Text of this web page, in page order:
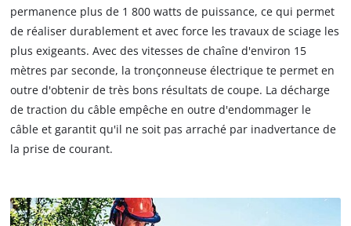
permanence plus de 1 800 watts de puissance, ce qui permet
de réaliser durablement et avec force les travaux de sciage les
plus exigeants. Avec des vitesses de chaîne d'environ 15
mètres par seconde, la tronçonneuse électrique te permet en
outre d'obtenir de très bons résultats de coupe. La décharge
de traction du câble empêche en outre d'endommager le
câble et garantit qu'il ne soit pas arraché par inadvertance de
la prise de courant.